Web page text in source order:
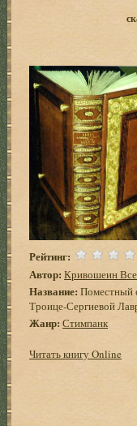
Рейтинг:
Автор: Кривошеин
Название: Поместный
Троице-Сергиевой
Жанр: Стимпанк
Читать книгу Online